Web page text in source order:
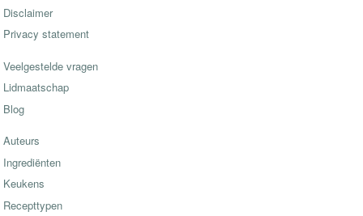
Disclaimer
Privacy statement
Veelgestelde vragen
Lidmaatschap
Blog
Auteurs
Ingrediënten
Keukens
Recepttypen